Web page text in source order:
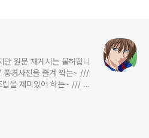
만 원문 재게시는 불허합니
풍경사진을 즐겨 찍는~ ///
을 재미있어 하는~ /// 고
에 발언하는~ 不老巨